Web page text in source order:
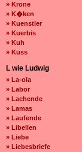
» Krone
» K�ken
» Kuenstler
» Kuerbis
» Kuh
» Kuss
L wie Ludwig
» La-ola
» Labor
» Lachende
» Lamas
» Laufende
» Libellen
» Liebe
» Liebesbriefe